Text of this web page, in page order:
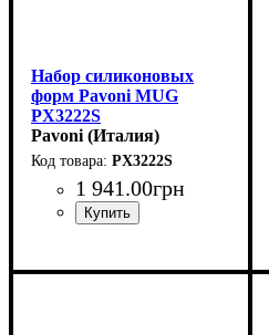
Набор силиконовых
форм Pavoni MUG
PX3222S
Pavoni (Италия)
PX3222S
1 941.00грн